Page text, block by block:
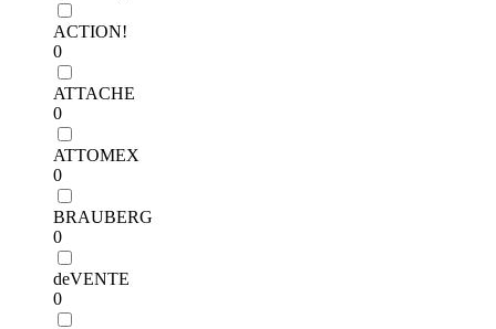
ACTION!
0
ATTACHE
0
ATTOMEX
0
BRAUBERG
0
deVENTE
0